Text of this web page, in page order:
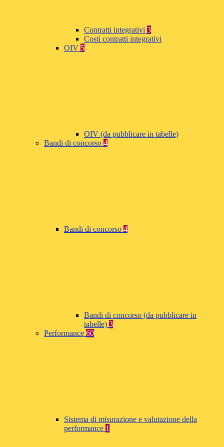
Contratti integrativi 3
Costi contratti integrativi
OIV 5
OIV (da pubblicare in tabelle)
Bandi di concorso 4
Bandi di concorso 4
Bandi di concorso (da pubblicare in
tabelle) 3
Performance 60
Sistema di misurazione e valutazione della
performance 1